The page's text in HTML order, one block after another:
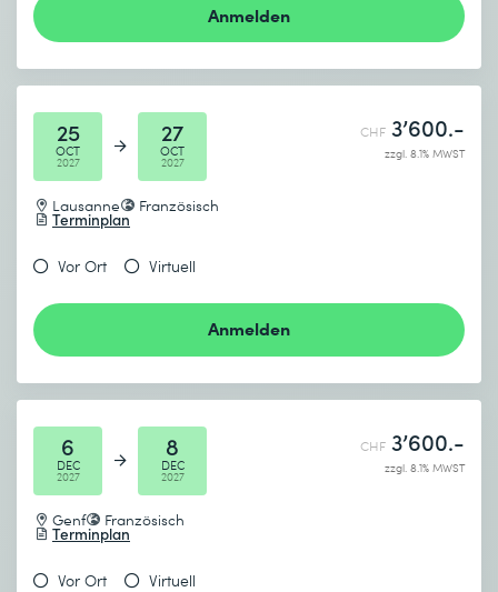
Anmelden
25
OCT
2027
27
OCT
2027
Lausanne Französisch
Terminplan
CHF 3’600.-
zzgl. 8.1% MWST
Vor Ort Virtuell
Anmelden
6
DEC
2027
8
DEC
2027
Genf Französisch
Terminplan
CHF 3’600.-
zzgl. 8.1% MWST
Vor Ort Virtuell